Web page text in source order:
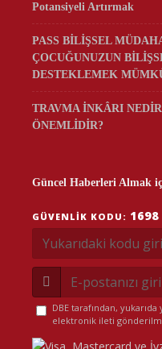
Potansiyeli Artırmak
PASS BİLİŞSEL
ÇOCUĞUNUZUN
DESTEKLEMEK
TRAVMA İNKÂRI
ÖNEMLİDİR?
Güncel Haberleri Almak
GÜVENLIK KODU: 1698
DBE tarafından,
elektronik ileti